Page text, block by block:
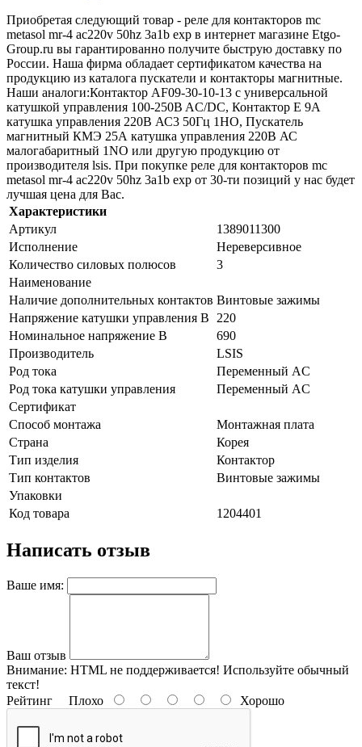
Приобретая следующий товар - реле для контакторов mc
metasol mr-4 ac220v 50hz 3a1b exp в интернет магазине Etgo-
Group.ru вы гарантированно получите быструю доставку по
России. Наша фирма обладает сертификатом качества на
продукцию из каталога пускатели и контакторы магнитные.
Наши аналоги:Контактор AF09-30-10-13 с универсальной
катушкой управления 100-250B AC/DC, Контактор E 9А
катушка управления 220В АС3 50Гц 1НО, Пускатель
магнитный КМЭ 25А катушка управления 220В АС
малогабаритный 1NO или другую продукцию от
производителя lsis. При покупке реле для контакторов mc
metasol mr-4 ac220v 50hz 3a1b exp от 30-ти позиций у нас будет
лучшая цена для Вас.
Характеристики
Артикул
1389011300
Исполнение
Нереверсивное
Количество силовых полюсов
3
Наименование
Наличие дополнительных контактов Винтовые зажимы
Напряжение катушки управления В
220
Номинальное напряжение В
690
Производитель
LSIS
Род тока
Переменный AC
Род тока катушки управления
Переменный AC
Сертификат
Способ монтажа
Монтажная плата
Страна
Корея
Тип изделия
Контактор
Тип контактов
Винтовые зажимы
Упаковки
Код товара
1204401
Написать отзыв
Ваше имя:
Ваш отзыв
Внимание: HTML не поддерживается! Используйте обычный
текст!
Рейтинг Плохо Хорошо